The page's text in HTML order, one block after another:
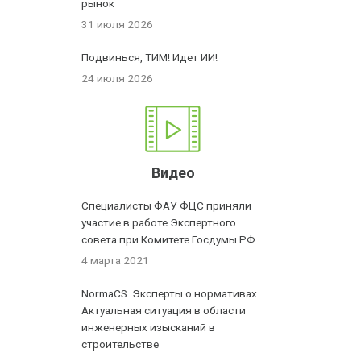
рынок
31 июля 2026
Подвинься, ТИМ! Идет ИИ!
24 июля 2026
Видео
Специалисты ФАУ ФЦС приняли
участие в работе Экспертного
совета при Комитете Госдумы РФ
4 марта 2021
NormaCS. Эксперты о нормативах.
Актуальная ситуация в области
инженерных изысканий в
строительстве